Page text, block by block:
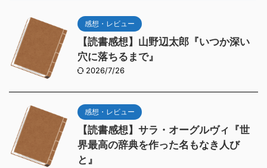
感想・レビュー
【読書感想】山野辺太郎『いつか深い
穴に落ちるまで』
2026/7/26
感想・レビュー
【読書感想】サラ・オーグルヴィ『世
界最高の辞典を作った名もなき人び
と』